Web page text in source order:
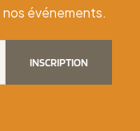
événements.
INSCRIPTION